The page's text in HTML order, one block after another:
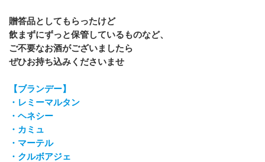
贈答品としてもらったけど
飲まずにずっと保管しているものなど、
ご不要なお酒がございましたら
ぜひお持ち込みくださいませ
【ブランデー】
・レミーマルタン
・ヘネシー
・カミュ
・マーテル
・クルボアジェ